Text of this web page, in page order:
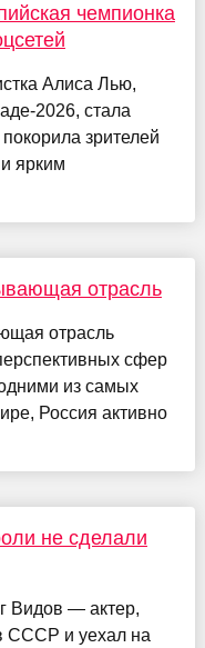
чемпионка
Алиса Лью,
2026, стала
зрителей
ярким
отрасль
отрасль
сфер
из самых
Россия активно
не сделали
Видов — актер,
СССР и уехал на